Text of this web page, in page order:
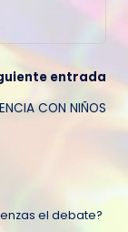
entrada
CON NIÑOS
el debate?